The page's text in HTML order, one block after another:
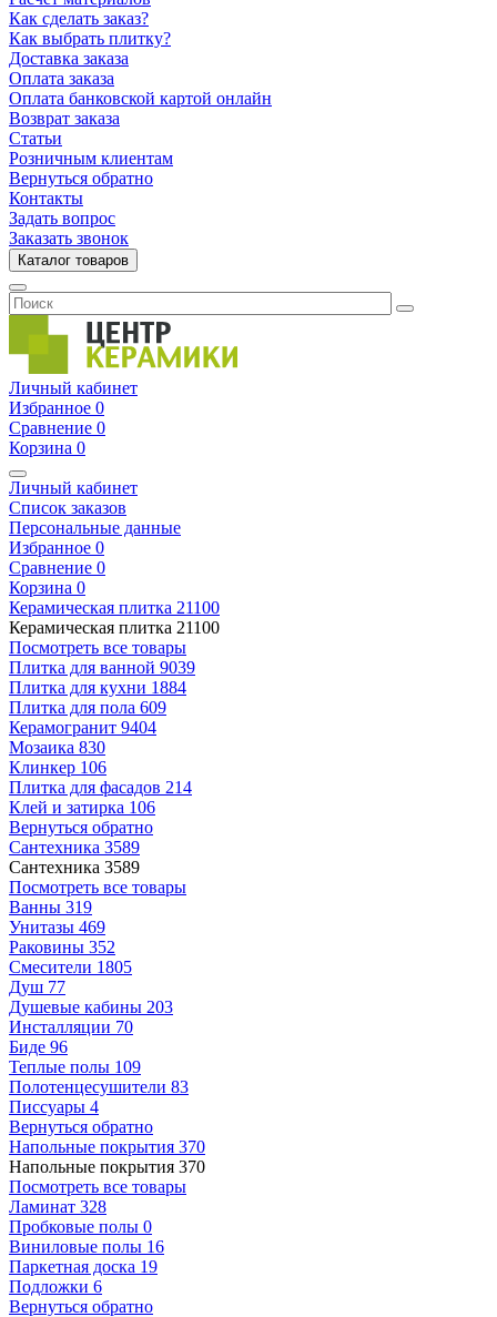
Как сделать заказ?
Как выбрать плитку?
Доставка заказа
Оплата заказа
Оплата банковской картой онлайн
Возврат заказа
Статьи
Розничным клиентам
Вернуться обратно
Контакты
Задать вопрос
Заказать звонок
Каталог товаров
Личный кабинет
Избранное 0
Сравнение 0
Корзина 0
Личный кабинет
Список заказов
Персональные данные
Избранное 0
Сравнение 0
Корзина 0
Керамическая плитка 21100
Керамическая плитка 21100
Посмотреть все товары
Плитка для ванной 9039
Плитка для кухни 1884
Плитка для пола 609
Керамогранит 9404
Мозаика 830
Клинкер 106
Плитка для фасадов 214
Клей и затирка 106
Вернуться обратно
Сантехника 3589
Сантехника 3589
Посмотреть все товары
Ванны 319
Унитазы 469
Раковины 352
Смесители 1805
Душ 77
Душевые кабины 203
Инсталляции 70
Биде 96
Теплые полы 109
Полотенцесушители 83
Писсуары 4
Вернуться обратно
Напольные покрытия 370
Напольные покрытия 370
Посмотреть все товары
Ламинат 328
Пробковые полы 0
Виниловые полы 16
Паркетная доска 19
Подложки 6
Вернуться обратно